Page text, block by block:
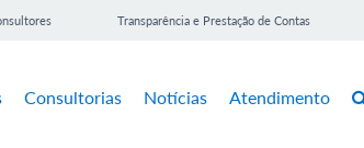
Transparência e Prestação de Contas
Consultorias Notícias Atendimento